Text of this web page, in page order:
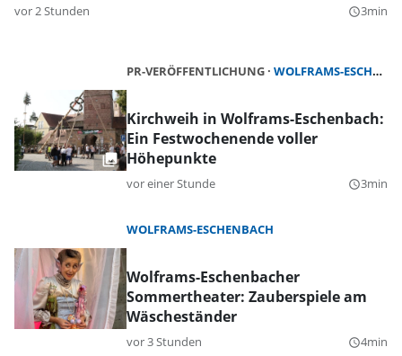
vor 2 Stunden query_builder3min
PR-VERÖFFENTLICHUNG WOLFRAMS-ESCHENBACH
Kirchweih in Wolframs-Eschenbach:
Ein Festwochenende voller
Höhepunkte
vor einer Stunde query_builder3min
WOLFRAMS-ESCHENBACH
Wolframs-Eschenbacher
Sommertheater: Zauberspiele am
Wäscheständer
vor 3 Stunden query_builder4min